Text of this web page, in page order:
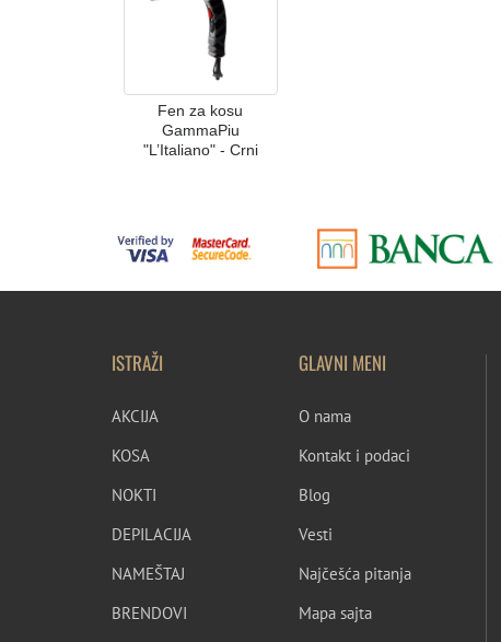
Fen za kosu
GammaPiu
"L’Italiano" - Crni
ISTRAŽI
AKCIJA
KOSA
NOKTI
DEPILACIJA
NAMEŠTAJ
BRENDOVI
GLAVNI MENI
O nama
Kontakt i podaci
Blog
Vesti
Najčešća pitanja
Mapa sajta